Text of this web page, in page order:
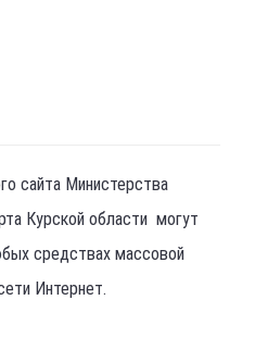
сайта Министерства
Курской области могут
средствах массовой
Интернет.